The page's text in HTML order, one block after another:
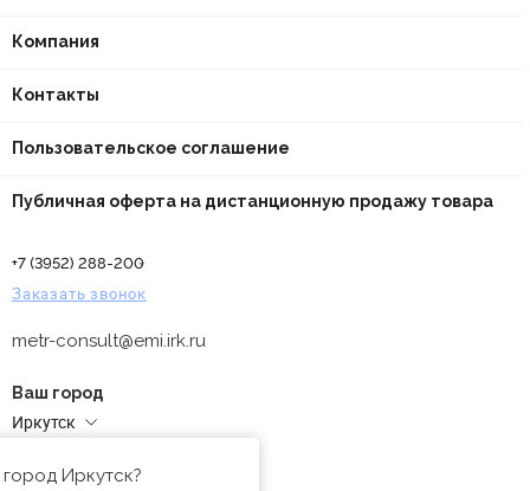
Компания
Контакты
Пользовательское соглашение
Публичная оферта на дистанционную продажу товара
+7 (3952) 288-200
Заказать звонок
metr-consult@emi.irk.ru
Ваш город
Иркутск
Иркутск?